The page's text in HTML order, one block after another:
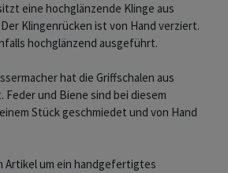
eine hochglänzende Klinge aus
Der Klingenrücken ist von Hand verziert.
hochglänzend ausgeführt.
hat die Griffschalen aus
und Biene sind bei diesem
Stück geschmiedet und von Hand
Artikel um ein handgefertigtes